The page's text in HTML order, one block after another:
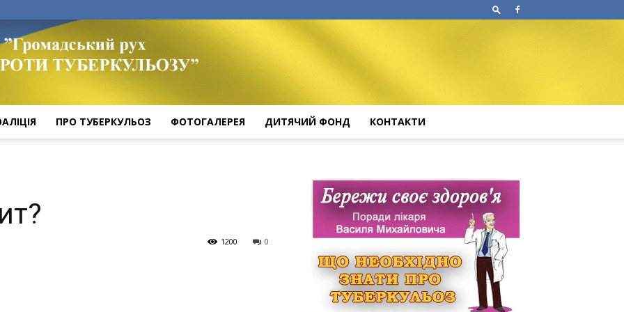
ПРО ТУБЕРКУЛЬОЗ ФОТОГАЛЕРЕЯ ДИТЯЧИЙ ФОНД КОНТАКТИ
0
1200